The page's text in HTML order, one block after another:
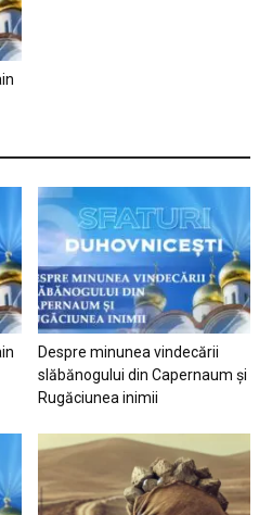
Despre minunea vindecării
slăbănogului din Capernaum și
Rugăciunea inimii